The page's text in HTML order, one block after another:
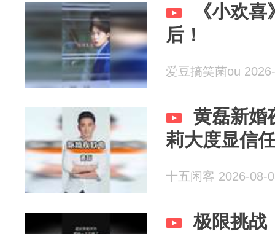
《小欢
后！
爱豆搞笑菌ou
黄磊新婚
莉大度显信
十五闲客 2026-08-
极限挑战